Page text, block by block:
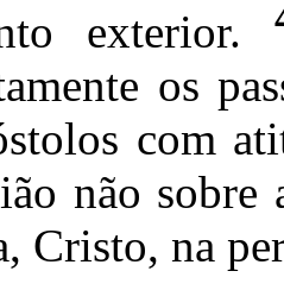
exterior.
os
com
não sobre
Cristo, na